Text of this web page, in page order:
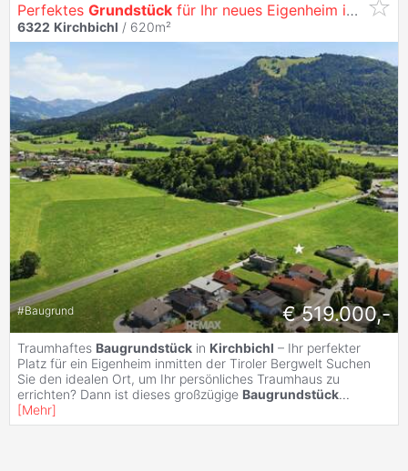
Perfektes Grundstück für Ihr neues Eigenheim in
6322 Kirchbichl / 620m²
#Baugrund € 519.000,-
Traumhaftes Baugrundstück in Kirchbichl – Ihr perfekter
Platz für ein Eigenheim inmitten der Tiroler Bergwelt Suchen
Sie den idealen Ort, um Ihr persönliches Traumhaus zu
errichten? Dann ist dieses großzügige Baugrundstück...
[Mehr]